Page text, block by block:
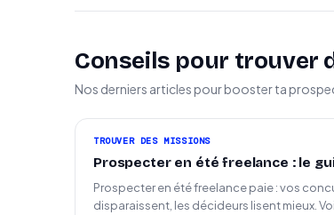
Conseils pour trouver
Nos derniers articles pour booster ta
TROUVER DES MISSIONS
Prospecter en été freelance : le
Prospecter en été freelance paie : vos
disparaissent, les décideurs lisent mieux.